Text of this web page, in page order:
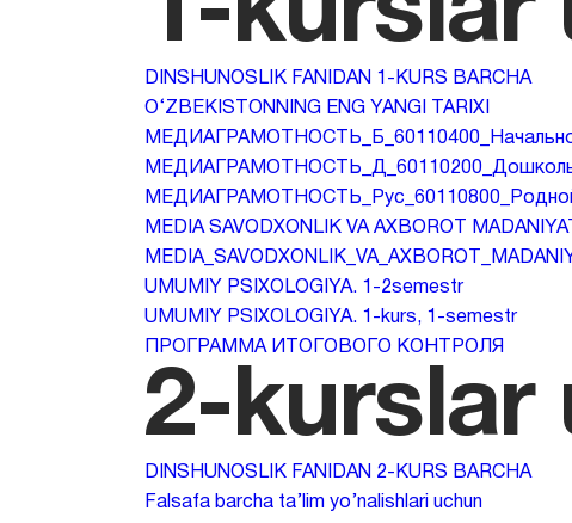
DINSHUNOSLIK FANIDAN 1-KURS BARCHA
O‘ZBEKISTONNING ENG YANGI TARIXI
MEDIA SAVODXONLIK VA AXBOROT
UMUMIY PSIXOLOGIYA. 1-2semestr
UMUMIY PSIXOLOGIYA. 1-kurs, 1-semestr
ПРОГРАММА ИТОГОВОГО КОНТРОЛЯ
2-kurslar
DINSHUNOSLIK FANIDAN 2-KURS BARCHA
Falsafa barcha ta’lim yo’nalishlari uchun